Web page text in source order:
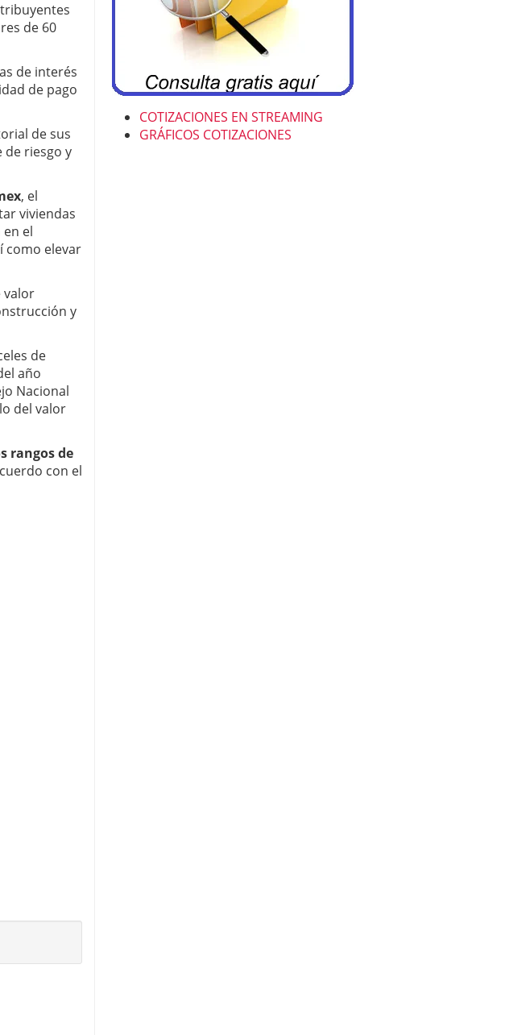
de 60
de interés
de pago
de sus
de riesgo y
, el
viviendas
el
como elevar
valor
y
de
año
Nacional
del valor
rangos de
con el
COTIZACIONES EN STREAMING
GRÁFICOS COTIZACIONES